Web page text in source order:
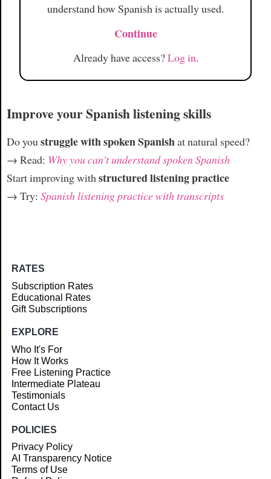
understand how Spanish is actually used.
Continue
Already have access?Log in.
Improve your Spanish listening skills
Do you struggle with spoken Spanishat natural speed?
→ Read: Why you can't understand spoken Spanish
Start improving with structured listening practice
→ Try: Spanish listening practice with transcripts
RATES
Subscription Rates
Educational Rates
Gift Subscriptions
EXPLORE
Who It's For
How It Works
Free Listening Practice
Intermediate Plateau
Testimonials
Contact Us
POLICIES
Privacy Policy
AI Transparency Notice
Terms of Use